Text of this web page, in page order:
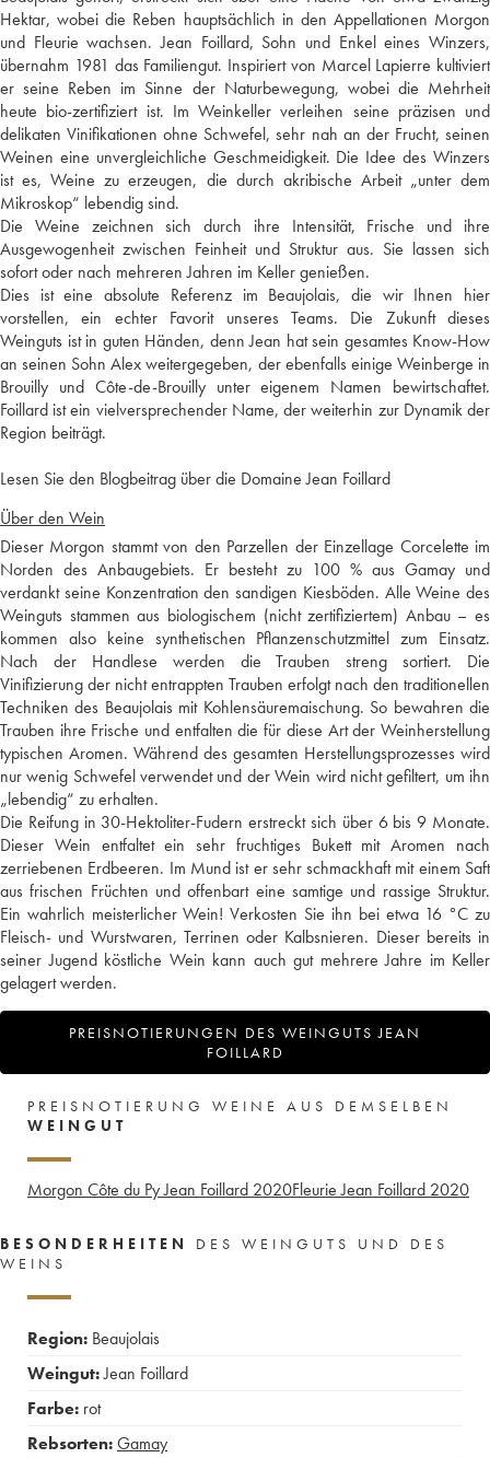
Hektar, wobei die Reben hauptsächlich in den Appellationen Morgon
und Fleurie wachsen. Jean Foillard, Sohn und Enkel eines Winzers,
übernahm 1981 das Familiengut. Inspiriert von Marcel Lapierre kultiviert
er seine Reben im Sinne der Naturbewegung, wobei die Mehrheit
heute bio-zertifiziert ist. Im Weinkeller verleihen seine präzisen und
delikaten Vinifikationen ohne Schwefel, sehr nah an der Frucht, seinen
Weinen eine unvergleichliche Geschmeidigkeit. Die Idee des Winzers
ist es, Weine zu erzeugen, die durch akribische Arbeit „unter dem
Mikroskop“ lebendig sind.
Die Weine zeichnen sich durch ihre Intensität, Frische und ihre
Ausgewogenheit zwischen Feinheit und Struktur aus. Sie lassen sich
sofort oder nach mehreren Jahren im Keller genießen.
Dies ist eine absolute Referenz im Beaujolais, die wir Ihnen hier
vorstellen, ein echter Favorit unseres Teams. Die Zukunft dieses
Weinguts ist in guten Händen, denn Jean hat sein gesamtes Know-How
an seinen Sohn Alex weitergegeben, der ebenfalls einige Weinberge in
Brouilly und Côte-de-Brouilly unter eigenem Namen bewirtschaftet.
Foillard ist ein vielversprechender Name, der weiterhin zur Dynamik der
Region beiträgt.
Lesen Sie den Blogbeitrag über die Domaine Jean Foillard
Über den Wein
Dieser Morgon stammt von den Parzellen der Einzellage Corcelette im
Norden des Anbaugebiets. Er besteht zu 100 % aus Gamay und
verdankt seine Konzentration den sandigen Kiesböden. Alle Weine des
Weinguts stammen aus biologischem (nicht zertifiziertem) Anbau – es
kommen also keine synthetischen Pflanzenschutzmittel zum Einsatz.
Nach der Handlese werden die Trauben streng sortiert. Die
Vinifizierung der nicht entrappten Trauben erfolgt nach den traditionellen
Techniken des Beaujolais mit Kohlensäuremaischung. So bewahren die
Trauben ihre Frische und entfalten die für diese Art der Weinherstellung
typischen Aromen. Während des gesamten Herstellungsprozesses wird
nur wenig Schwefel verwendet und der Wein wird nicht gefiltert, um ihn
„lebendig“ zu erhalten.
Die Reifung in 30-Hektoliter-Fudern erstreckt sich über 6 bis 9 Monate.
Dieser Wein entfaltet ein sehr fruchtiges Bukett mit Aromen nach
zerriebenen Erdbeeren. Im Mund ist er sehr schmackhaft mit einem Saft
aus frischen Früchten und offenbart eine samtige und rassige Struktur.
Ein wahrlich meisterlicher Wein! Verkosten Sie ihn bei etwa 16 °C zu
Fleisch- und Wurstwaren, Terrinen oder Kalbsnieren. Dieser bereits in
seiner Jugend köstliche Wein kann auch gut mehrere Jahre im Keller
gelagert werden.
PREISNOTIERUNGEN DES WEINGUTS JEAN
FOILLARD
PREISNOTIERUNG WEINE AUS DEMSELBEN
WEINGUT
Morgon Côte du Py Jean Foillard 2020Fleurie Jean Foillard 2020
BESONDERHEITEN
DES WEINGUTS UND DES
WEINS
Region: Beaujolais
Weingut:Jean Foillard
Farbe: rot
Rebsorten:Gamay